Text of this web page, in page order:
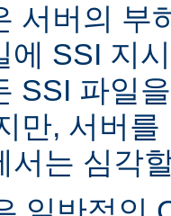
서버의 부
에 SSI 지
SSI 파일
만, 서버
서는 심각